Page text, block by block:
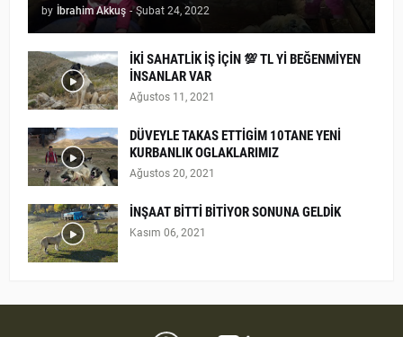
by İbrahim Akkuş - Şubat 24, 2022
İKİ SAHATLİK İŞ İÇİN 💯 TL Yİ BEĞENMİYEN
İNSANLAR VAR
Ağustos 11, 2021
DÜVEYLE TAKAS ETTİGİM 10TANE YENİ
KURBANLIK OGLAKLARIMIZ
Ağustos 20, 2021
İNŞAAT BİTTİ BİTİYOR SONUNA GELDİK
Kasım 06, 2021